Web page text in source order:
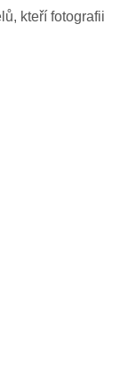
kteří fotografii